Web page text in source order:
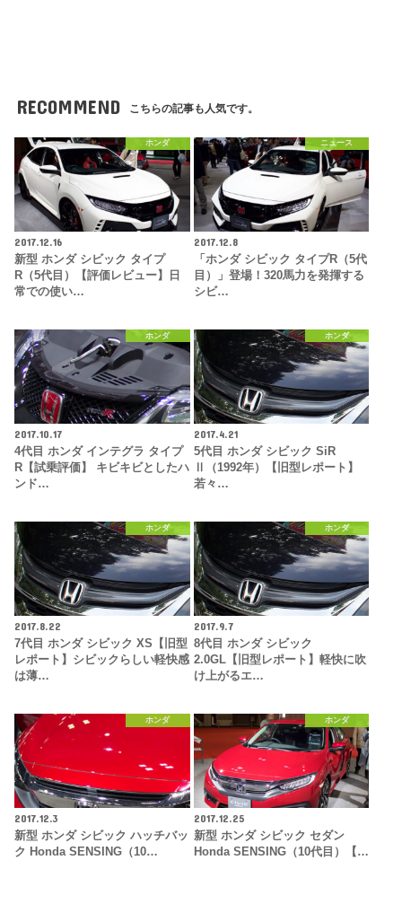
RECOMMEND こちらの記事も人気です。
ホンダ
2017.12.16
新型 ホンダ シビック タイプ
R（5代目）【評価レビュー】日
常での使い…
ニュース
2017.12.8
「ホンダ シビック タイプR（5代
目）」登場！320馬力を発揮する
シビ…
ホンダ
2017.10.17
4代目 ホンダ インテグラ タイプ
R【試乗評価】 キビキビとしたハ
ンド…
ホンダ
2017.4.21
5代目 ホンダ シビック SiR
Ⅱ（1992年）【旧型レポート】
若々…
ホンダ
2017.8.22
7代目 ホンダ シビック XS【旧型
レポート】シビックらしい軽快感
は薄…
ホンダ
2017.9.7
8代目 ホンダ シビック
2.0GL【旧型レポート】軽快に吹
け上がるエ…
ホンダ
2017.12.3
新型 ホンダ シビック ハッチバッ
ク Honda SENSING（10…
ホンダ
2017.12.25
新型 ホンダ シビック セダン
Honda SENSING（10代目）【…